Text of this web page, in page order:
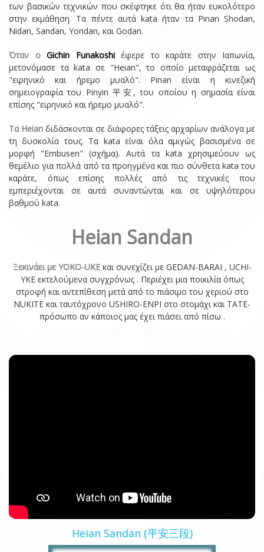
των βασικών τεχνικών που σκέφτηκε ότι θα ήταν ευκολότερο
στην εκμάθηση. Τα πέντε αυτά kata ήταν τα Pinan Shodan,
Nidan, Sandan, Yondan, και Godan.
Όταν ο Gichin Funakoshi έφερε το καράτε στην Ιαπωνία,
μετονόμασε τα kata σε "Heian", το οποίο μεταφράζεται ως
"ειρηνικό και ήρεμο μυαλό". Pinan είναι η κινεζική
σημειογραφία του Pinyin 平安, του οποίου η σημασία είναι
επίσης "ειρηνικό και ήρεμο μυαλό".
Τα Heian διδάσκονται σε διάφορες τάξεις αρχαρίων ανάλογα με
τη δυσκολία τους. Τα kata είναι όλα αμιγώς βασισμένα σε
μορφή "Embusen" (σχήμα). Αυτά τα kata χρησιμεύουν ως
θεμέλιο για πολλά από τα προηγμένα και πιο σύνθετα kata του
καράτε, όπως επίσης πολλές από τις τεχνικές που
εμπεριέχονται σε αυτά συναντώνται και σε υψηλότερου
βαθμού kata.
Heian Sandan
Ξεκινάει με YOKO-UKE και συνεχίζει με GEDAN-BARAI , UCHI-
YKE εκτελούμενα συγχρόνως . Περιέχει μια ποικιλία όπως
στροφή και αντεπίθεση μετά από το πιάσιμο του χεριού στο
NUKITE και ταυτόχρονο USHIRO-ENPI στο στομάχι και TATE-
πρόσωπο αν κάποιος μας έχει πιάσει από πίσω .
Heian Sandan (平安三段)